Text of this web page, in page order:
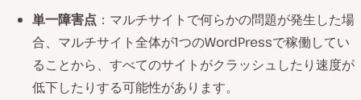
単一障害点 ：マルチサイトで何らかの問題が発生した場
合、マルチサイト全体が1つのWordPressで稼働してい
ることから、すべてのサイトがクラッシュしたり速度が
低下したりする可能性があります。